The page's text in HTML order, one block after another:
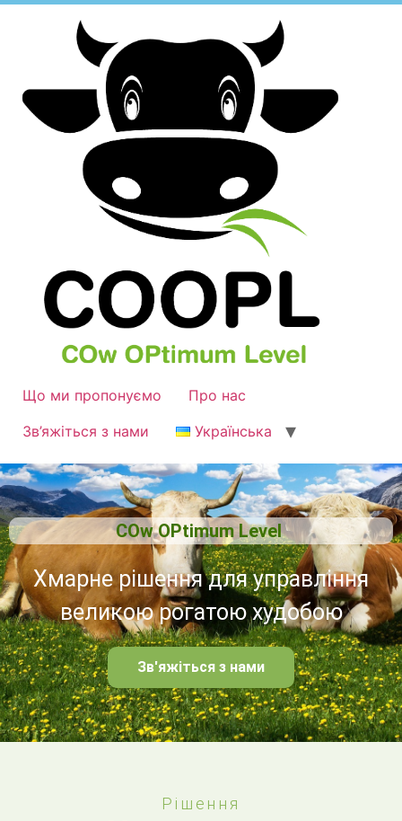
Що ми пропонуємо
Про нас
Зв’яжіться з нами
Українська
О
Хмарне рішення для управління
великою рогатою худобою
Зв'яжіться з нами
Рішення